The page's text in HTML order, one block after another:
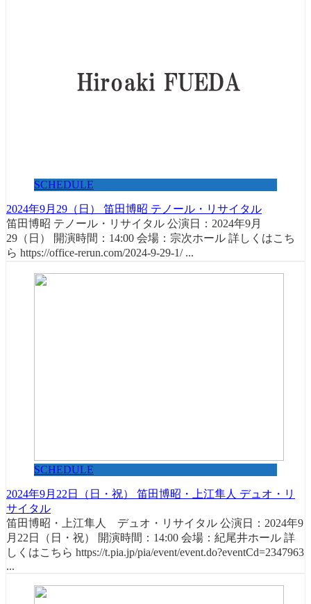
SCHEDULE
2024年9月29（日） 笛田博昭 テノール・リサイタル
笛田博昭 テノール・リサイタル 公演日：2024年9月
29（日） 開演時間：14:00 会場：宗次ホール 詳しくはこち
ら https://office-rerun.com/2024-9-29-1/ ...
SCHEDULE
2024年9月22日（日・祝） 笛田博昭・上江隼人 デュオ・リ
サイタル
笛田博昭・上江隼人 デュオ・リサイタル 公演日：2024年9
月22日（日・祝） 開演時間：14:00 会場：紀尾井ホール 詳
しくはこちら https://t.pia.jp/pia/event/event.do?eventCd=2347963
...